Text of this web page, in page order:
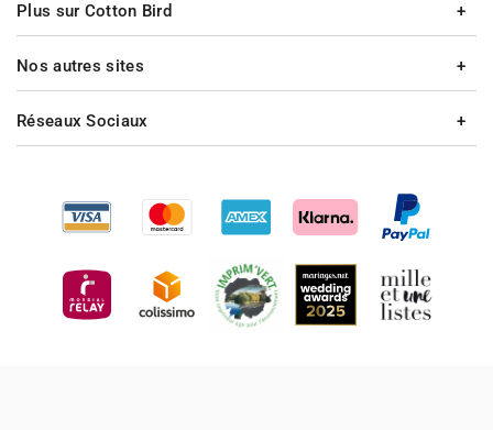
Plus sur Cotton Bird
Nos autres sites
Réseaux Sociaux